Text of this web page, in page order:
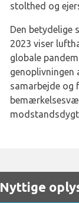
stolthed og
Den betydelige
2023 viser
globale
genoplivningen
samarbejde og
Nyttige